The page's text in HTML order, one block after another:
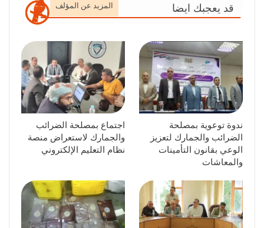
قد يعجبك ايضا المزيد عن المؤلف
ندوة توعوية بمصلحة
الضرائب والجمارك لتعزيز
الوعي بقانون التأمينات
والمعاشات
اجتماع بمصلحة الضرائب
والجمارك لاستعراض منصة
نظام التعليم الإلكتروني